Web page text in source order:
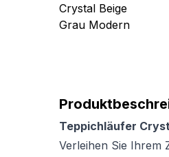
Teppichläufer
Verleihen Sie Ihrem